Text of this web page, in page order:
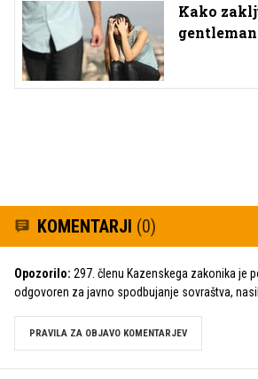
Kako
gentleman
KOMENTARJI (0)
Opozorilo: 297. členu Kazenskega zakonika je
odgovoren za javno spodbujanje sovraštva,
PRAVILA ZA OBJAVO KOMENTARJEV